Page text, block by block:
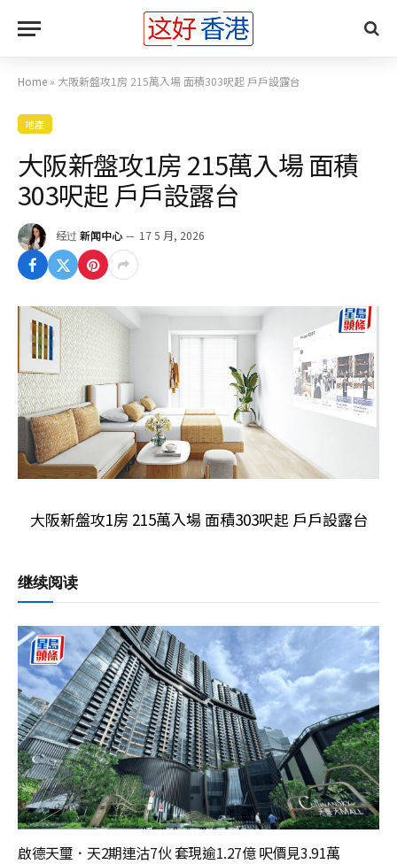
Home » 大阪新盤攻1房 215萬入場 面積303呎起 戶戶設露台
地產
大阪新盤攻1房 215萬入場 面積
303呎起 戶戶設露台
经过 新闻中心 17 5 月, 2026
大阪新盤攻1房 215萬入場 面積303呎起 戶戶設露台
继续阅读
啟德天璽．天2期連沽7伙 套現逾1.27億 呎價見3.91萬